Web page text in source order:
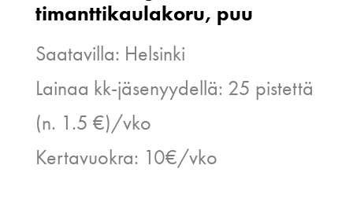
timanttikaulakoru, puu
Saatavilla: Helsinki
Lainaa kk-jäsenyydellä: 25 pistettä
(n. 1.5 €)/vko
Kertavuokra: 10€/vko